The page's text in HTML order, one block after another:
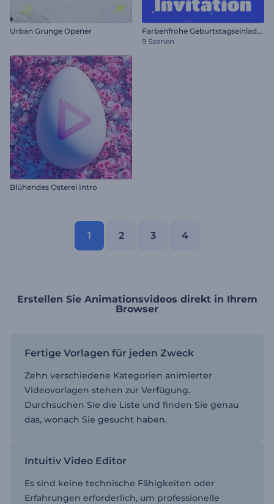
Urban Grunge Opener F
arbenfrohe Geburtstagseinladung
9 Szenen
Blühendes Osterei Intro
1 2 3 4
Erstellen Sie Animationsvideos direkt in Ihrem
Browser
Fertige Vorlagen für jeden Zweck
Zehn verschiedene Kategorien animierter
Videovorlagen stehen zur Verfügung.
Durchsuchen Sie die Liste und finden Sie genau
das, wonach Sie gesucht haben.
Intuitiv Video Editor
Es sind keine technische Fähigkeiten oder
Erfahrungen erforderlich, um professionelle